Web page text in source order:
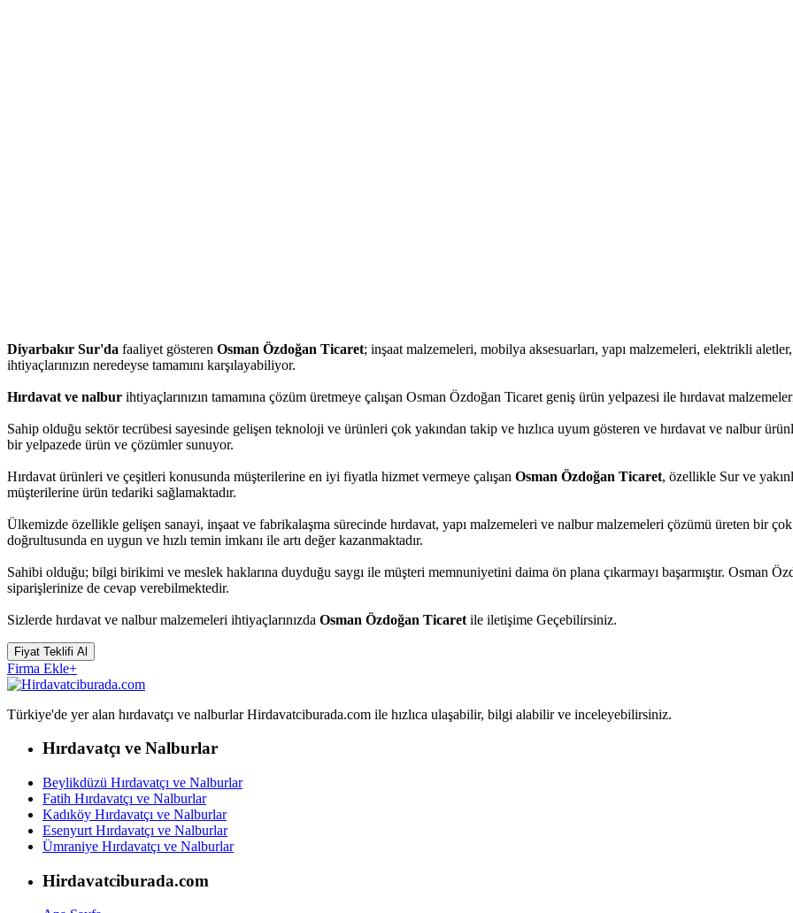
Diyarbakır Sur'da faaliyet gösteren Osman Özdoğan Ticaret; inşaat malzemeleri, mobilya aksesuarları, yapı malzemeleri, elektrikli
ihtiyaçlarınızın neredeyse tamamını karşılayabiliyor.
Hırdavat ve nalbur ihtiyaçlarınızın tamamına çözüm üretmeye çalışan Osman Özdoğan Ticaret geniş ürün yelpazesi ile hırdavat
Sahip olduğu sektör tecrübesi sayesinde gelişen teknoloji ve ürünleri çok yakından takip ve hızlıca uyum gösteren ve hırdavat ve nalbur
bir yelpazede ürün ve çözümler sunuyor.
Hırdavat ürünleri ve çeşitleri konusunda müşterilerine en iyi fiyatla hizmet vermeye çalışan Osman Özdoğan Ticaret, özellikle Sur ve
müşterilerine ürün tedariki sağlamaktadır.
Ülkemizde özellikle gelişen sanayi, inşaat ve fabrikalaşma sürecinde hırdavat, yapı malzemeleri ve nalbur malzemeleri çözümü üreten bir
doğrultusunda en uygun ve hızlı temin imkanı ile artı değer kazanmaktadır.
Sahibi olduğu; bilgi birikimi ve meslek haklarına duyduğu saygı ile müşteri memnuniyetini daima ön plana çıkarmayı başarmıştır. Osman
siparişlerinize de cevap verebilmektedir.
Sizlerde hırdavat ve nalbur malzemeleri ihtiyaçlarınızda Osman Özdoğan Ticaret ile iletişime Geçebilirsiniz.
Fiyat Teklifi Al
Firma Ekle+
Türkiye'de yer alan hırdavatçı ve nalburlar Hirdavatciburada.com ile hızlıca ulaşabilir, bilgi alabilir ve inceleyebilirsiniz.
Hırdavatçı ve Nalburlar
Beylikdüzü Hırdavatçı ve Nalburlar
Fatih Hırdavatçı ve Nalburlar
Kadıköy Hırdavatçı ve Nalburlar
Esenyurt Hırdavatçı ve Nalburlar
Ümraniye Hırdavatçı ve Nalburlar
Hirdavatciburada.com